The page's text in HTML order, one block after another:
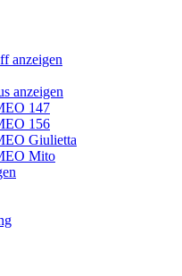
anzeigen
anzeigen
147
156
Giulietta
Mito